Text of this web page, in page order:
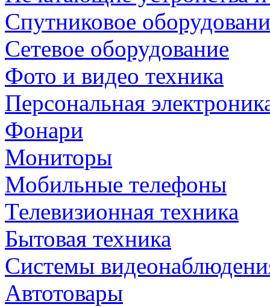
Спутниковое
Сетевое оборудование
Фото и видео техника
Персональная
Фонари
Мониторы
Мобильные телефоны
Телевизионная техника
Бытовая техника
Cистемы
Автотовары